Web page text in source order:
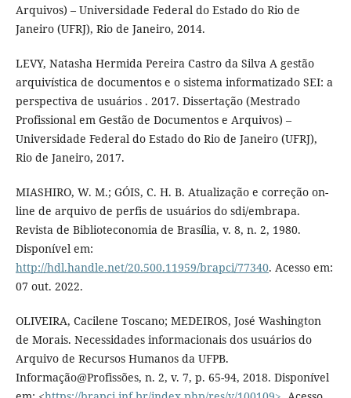
Arquivos) – Universidade Federal do Estado do Rio de
Janeiro (UFRJ), Rio de Janeiro, 2014.
LEVY, Natasha Hermida Pereira Castro da Silva A gestão
arquivística de documentos e o sistema informatizado SEI: a
perspectiva de usuários . 2017. Dissertação (Mestrado
Profissional em Gestão de Documentos e Arquivos) –
Universidade Federal do Estado do Rio de Janeiro (UFRJ),
Rio de Janeiro, 2017.
MIASHIRO, W. M.; GÓIS, C. H. B. Atualização e correção on-
line de arquivo de perfis de usuários do sdi/embrapa.
Revista de Biblioteconomia de Brasília, v. 8, n. 2, 1980.
Disponível em:
http://hdl.handle.net/20.500.11959/brapci/77340. Acesso em:
07 out. 2022.
OLIVEIRA, Cacilene Toscano; MEDEIROS, José Washington
de Morais. Necessidades informacionais dos usuários do
Arquivo de Recursos Humanos da UFPB.
Informação@Profissões, n. 2, v. 7, p. 65-94, 2018. Disponível